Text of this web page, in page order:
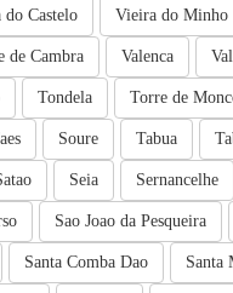
Vieira do Minho
do Castelo
Valenca
de Cambra
Torre de
Tondela
Tabua
Soure
Sernancelhe
Seia
Sao Joao da Pesqueira
Santa
Santa Comba Dao